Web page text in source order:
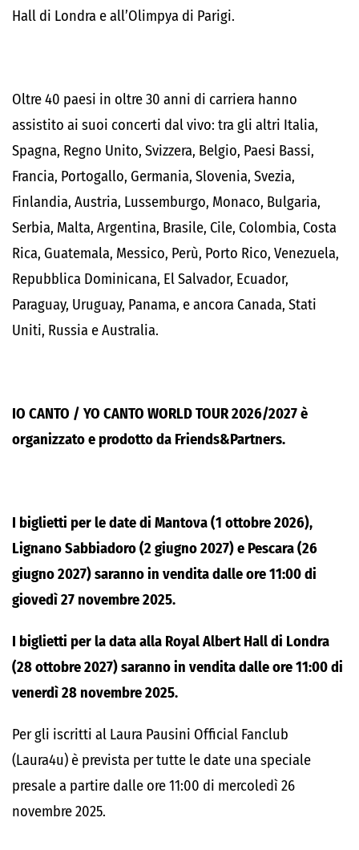
Hall di Londra e all’Olimpya di Parigi.
Oltre 40 paesi in oltre 30 anni di carriera hanno
assistito ai suoi concerti dal vivo: tra gli altri Italia,
Spagna, Regno Unito, Svizzera, Belgio, Paesi Bassi,
Francia, Portogallo, Germania, Slovenia, Svezia,
Finlandia, Austria, Lussemburgo, Monaco, Bulgaria,
Serbia, Malta, Argentina, Brasile, Cile, Colombia, Costa
Rica, Guatemala, Messico, Perù, Porto Rico, Venezuela,
Repubblica Dominicana, El Salvador, Ecuador,
Paraguay, Uruguay, Panama, e ancora Canada, Stati
Uniti, Russia e Australia.
IO CANTO / YO CANTO WORLD TOUR 2026/2027è
organizzato e prodotto da Friends&Partners.
I biglietti per le date di Mantova (1 ottobre 2026),
Lignano Sabbiadoro (2 giugno 2027) e Pescara (26
giugno 2027) saranno in vendita dalle ore 11:00 di
giovedì 27 novembre 2025.
I biglietti per la data alla Royal Albert Hall di Londra
(28 ottobre 2027) saranno in vendita dalle ore 11:00 di
venerdì 28 novembre 2025.
Per gli iscritti al Laura Pausini Official Fanclub
(Laura4u) è prevista per tutte le date una speciale
presale a partire dalle ore 11:00 di mercoledì 26
novembre 2025.